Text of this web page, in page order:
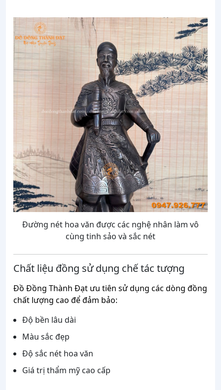
Đường nét hoa văn được các nghệ nhân làm vô
cùng tinh sảo và sắc nét
Chất liệu đồng sử dụng chế tác tượng
Đồ Đồng Thành Đạt ưu tiên sử dụng các dòng đồng
chất lượng cao để đảm bảo:
Độ bền lâu dài
Màu sắc đẹp
Độ sắc nét hoa văn
Giá trị thẩm mỹ cao cấp